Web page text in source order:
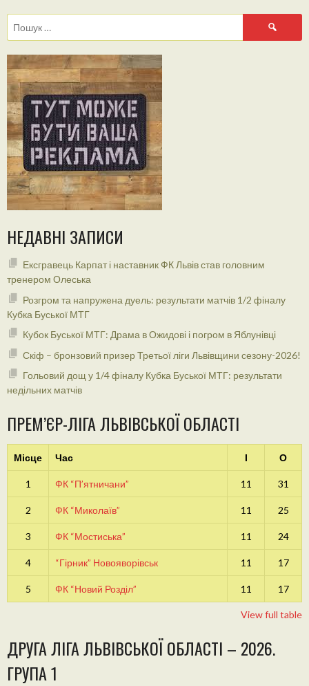
Пошук:
НЕДАВНІ ЗАПИСИ
Ексгравець Карпат і наставник ФК Львів став головним
тренером Олеська
Розгром та напружена дуель: результати матчів 1/2 фіналу
Кубка Буської МТГ
Кубок Буської МТГ: Драма в Ожидові і погром в Яблунівці
Скіф – бронзовий призер Третьої ліги Львівщини сезону-2026!
Гольовий дощ у 1/4 фіналу Кубка Буської МТГ: результати
недільних матчів
ПРЕМ’ЄР-ЛІГА ЛЬВІВСЬКОЇ ОБЛАСТІ
Місце Час І О
1 ФК “П’ятничани” 11 31
2 ФК “Миколаїв” 11 25
3 ФК “Мостиська” 11 24
4 “Гірник” Новояворівськ 11 17
5 ФК “Новий Розділ” 11 17
View full table
ДРУГА ЛІГА ЛЬВІВСЬКОЇ ОБЛАСТІ – 2026.
ГРУПА 1